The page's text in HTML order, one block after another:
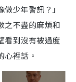
少年警訊？」
之不盡的麻煩和
看到沒有被過度
心裡話。